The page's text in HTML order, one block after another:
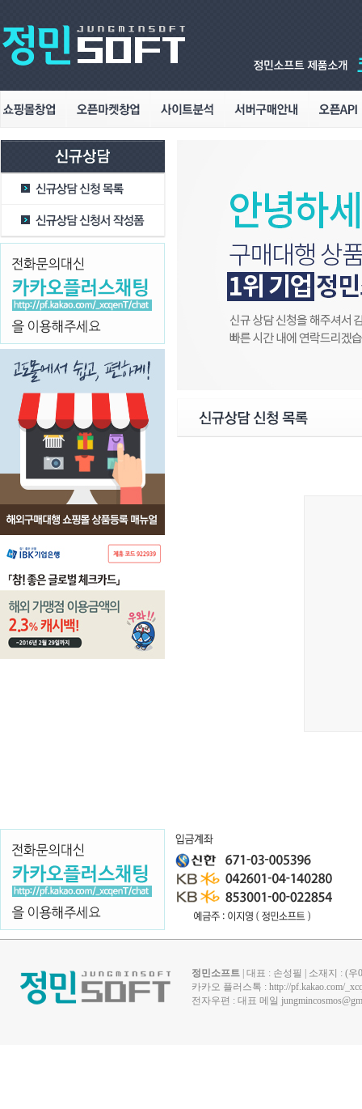
정민소프트 | 대표 : 손성필 | 소재지 : (
카카오 플러스톡 : http://pf.kakao.com/
전자우편 : 대표 메일